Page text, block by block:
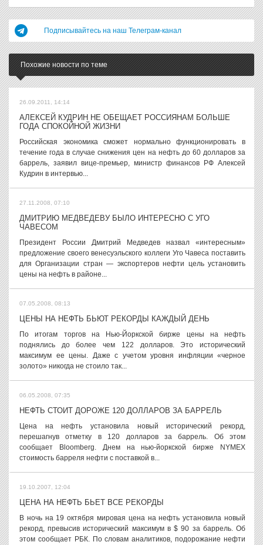
Подписывайтесь на наш Телеграм-канал
Похожие новости по теме
26.09.2011, 14:14
АЛЕКСЕЙ КУДРИН НЕ ОБЕЩАЕТ РОССИЯНАМ БОЛЬШЕ
ГОДА СПОКОЙНОЙ ЖИЗНИ
Российская экономика сможет нормально функционировать в
течение года в случае снижения цен на нефть до 60 долларов за
баррель, заявил вице-премьер, министр финансов РФ Алексей
Кудрин в интервью...
27.11.2008, 07:10
ДМИТРИЮ МЕДВЕДЕВУ БЫЛО ИНТЕРЕСНО С УГО
ЧАВЕСОМ
Президент России Дмитрий Медведев назвал «интересным»
предложение своего венесуэльского коллеги Уго Чавеса поставить
для Организации стран — экспортеров нефти цель установить
цены на нефть в районе...
07.05.2008, 08:13
ЦЕНЫ НА НЕФТЬ БЬЮТ РЕКОРДЫ КАЖДЫЙ ДЕНЬ
По итогам торгов на Нью-Йоркской бирже цены на нефть
поднялись до более чем 122 долларов. Это исторический
максимум ее цены. Даже с учетом уровня инфляции «черное
золото» никогда не стоило так...
06.05.2008, 07:35
НЕФТЬ СТОИТ ДОРОЖЕ 120 ДОЛЛАРОВ ЗА БАРРЕЛЬ
Цена на нефть установила новый исторический рекорд,
перешагнув отметку в 120 долларов за баррель. Об этом
сообщает Bloomberg. Днем на нью-йоркской бирже NYMEX
стоимость барреля нефти с поставкой в...
19.10.2007, 12:04
ЦЕНА НА НЕФТЬ БЬЕТ ВСЕ РЕКОРДЫ
В ночь на 19 октября мировая цена на нефть установила новый
рекорд, превысив исторический максимум в $ 90 за баррель. Об
этом сообщает РБК. По словам аналитиков, подорожание нефти